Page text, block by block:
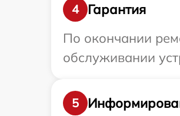
4
Гарантия
По окончании
обслуживании
5